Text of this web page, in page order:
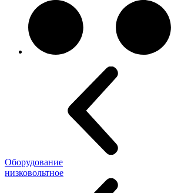
Оборудование
низковольтное